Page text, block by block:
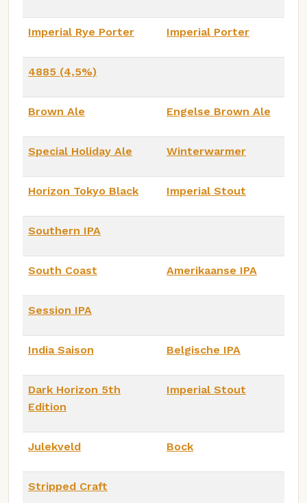
Imperial Rye Porter Imperial Porter
4885 (4,5%)
Brown Ale Engelse Brown Ale
Special Holiday Ale Winterwarmer
Horizon Tokyo Black Imperial Stout
Southern IPA
South Coast Amerikaanse IPA
Session IPA
India Saison Belgische IPA
Dark Horizon 5th
Edition
Imperial Stout
Julekveld Bock
Stripped Craft